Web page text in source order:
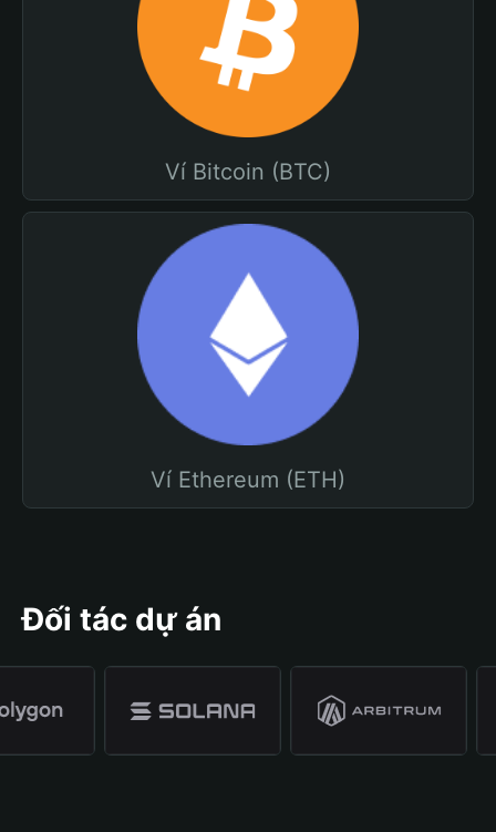
Ví Bitcoin (BTC)
Ví Ethereum (ETH)
Đối tác dự án